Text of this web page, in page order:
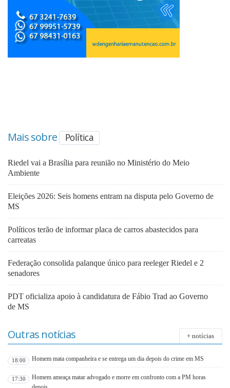
Mais sobre Política
Riedel vai a Brasília para reunião no Ministério do Meio
Ambiente
Eleições 2026: Seis homens entram na disputa pelo Governo de
MS
Políticos terão de informar placa de carros abastecidos para
carreatas
Federação consolida palanque único para reeleger Riedel e 2
senadores
PDT oficializa apoio à candidatura de Fábio Trad ao Governo
de MS
Outras notícias + notícias
18:00 Homem mata companheira e se entrega um dia depois do crime em MS
17:30
Homem ameaça matar advogado e morre em confronto com a PM horas